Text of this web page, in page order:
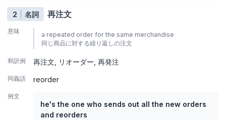
2 名詞 再注文
意味
a repeated order for the same merchandise
同じ商品に対する繰り返しの注文
和訳例 再注文 リオーダー 再発注
同義語 reorder
例文
he's the one who sends out all the new orders
and reorders